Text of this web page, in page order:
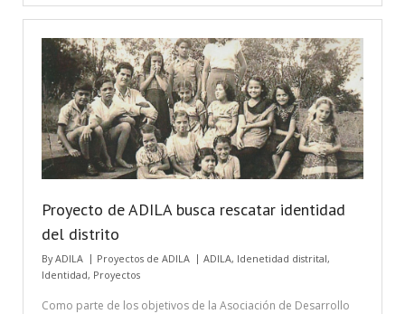
Proyecto de ADILA busca rescatar identidad
del distrito
ByADILA Proyectos de ADILA ADILA, Idenetidad distrital,
Identidad, Proyectos
Como parte de los objetivos de la Asociación de Desarrollo